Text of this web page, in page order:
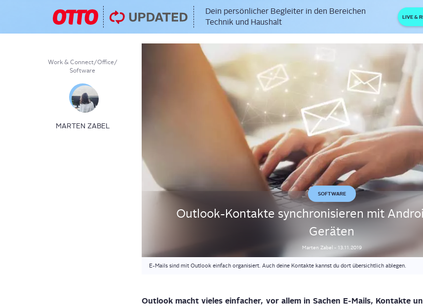
Dein persönlicher Begleiter in den Bereichen
Technik und Haushalt
LIVE &
Work & Connect/Office/
Software
MARTEN ZABEL
SOFTWARE
Out­look-Kon­tak­te syn­chro­ni­sie­ren mit
Geräten
Marten Zabel - 13.11.2019
E-Mails sind mit Outlook einfach organisiert. Auch deine Kontakte kannst du dort übersichtlich ablegen.
Out­look macht vie­les ein­fa­cher, vor allem in Sachen E‑Mails, Kon­tak­te